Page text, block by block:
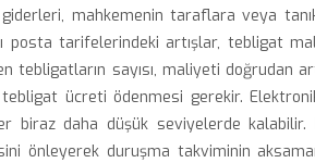
mahkemenin taraflara veya
posta tarifelerindeki artışlar, tebligat
tebligatların sayısı, maliyeti doğrudan
ücreti ödenmesi gerekir.
biraz daha düşük seviyelerde kalabilir.
önleyerek duruşma takviminin